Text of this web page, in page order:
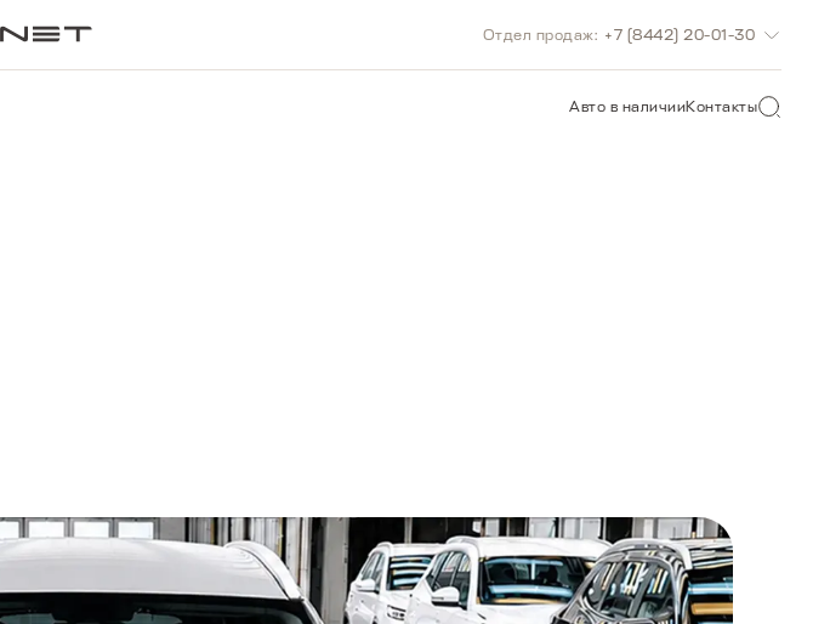
Авто в наличииКонтакты
Отдел продаж: +7 (8442) 20-01-30